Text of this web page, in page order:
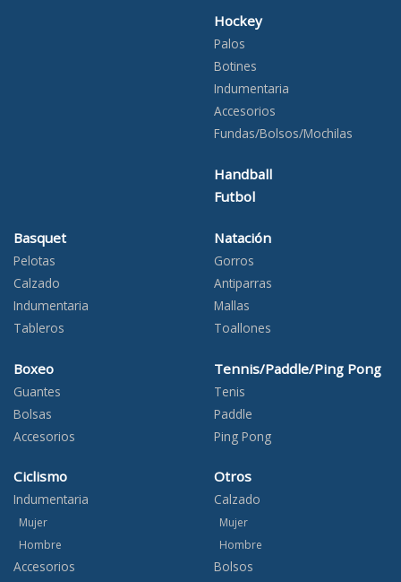
Hockey
Palos
Botines
Indumentaria
Accesorios
Fundas/Bolsos/Mochilas
Handball
Futbol
Basquet
Pelotas
Calzado
Indumentaria
Tableros
Boxeo
Guantes
Bolsas
Accesorios
Ciclismo
Indumentaria
Mujer
Hombre
Accesorios
Natación
Gorros
Antiparras
Mallas
Toallones
Tennis/Paddle/Ping Pong
Tenis
Paddle
Ping Pong
Otros
Calzado
Mujer
Hombre
Bolsos